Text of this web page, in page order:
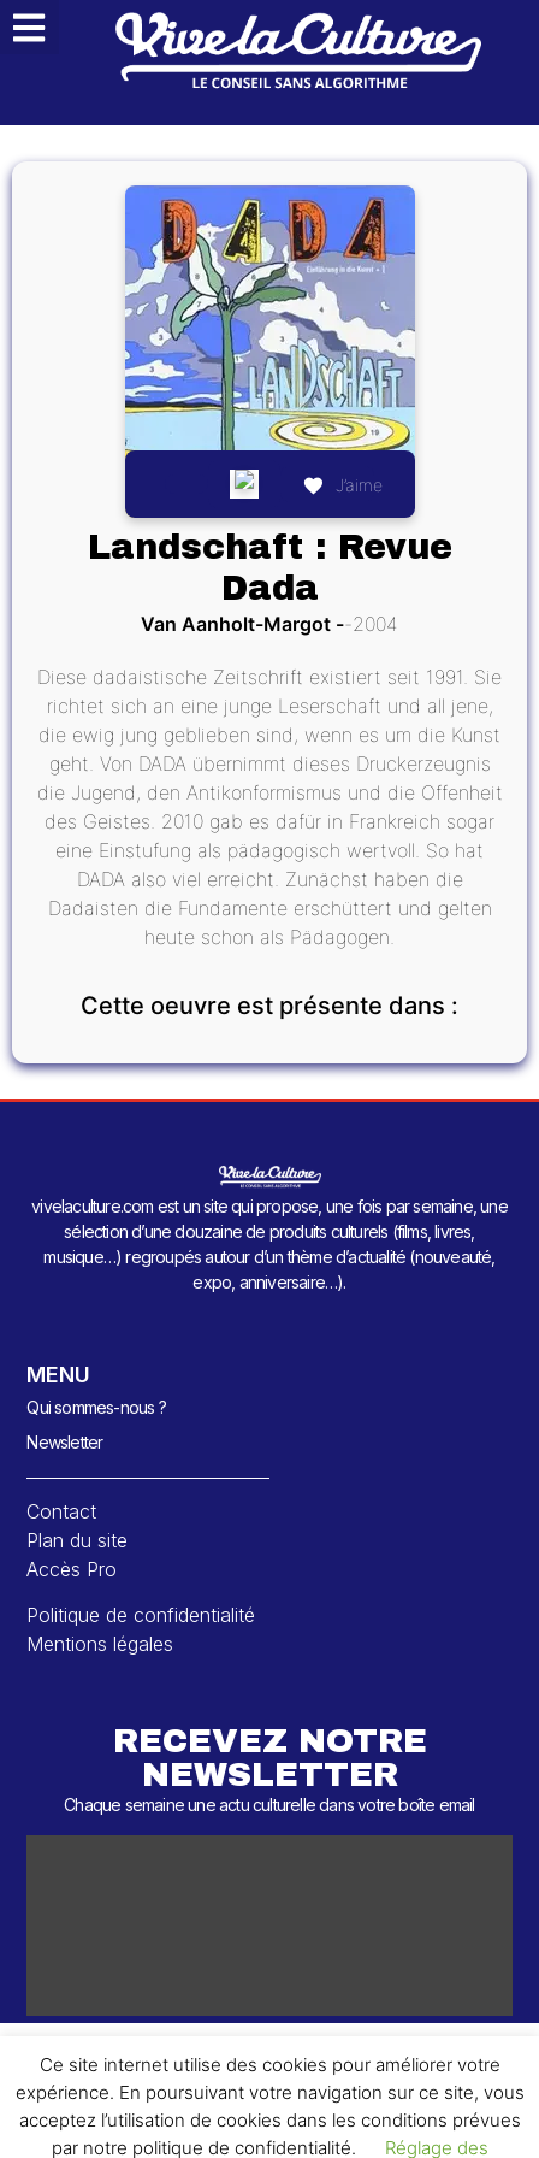
J’aime
Landschaft : Revue
Dada
Van Aanholt-Margot 2004
Diese dadaistische Zeitschrift existiert seit 1991. Sie
richtet sich an eine junge Leserschaft und all jene,
die ewig jung geblieben sind, wenn es um die Kunst
geht. Von DADA übernimmt dieses Druckerzeugnis
die Jugend, den Antikonformismus und die Offenheit
des Geistes. 2010 gab es dafür in Frankreich sogar
eine Einstufung als pädagogisch wertvoll. So hat
DADA also viel erreicht. Zunächst haben die
Dadaisten die Fundamente erschüttert und gelten
heute schon als Pädagogen.
Cette oeuvre est présente dans :
vivelaculture.com est un site qui propose, une fois par semaine, une
sélection d’une douzaine de produits culturels (films, livres,
musique…) regroupés autour d’un thème d’actualité (nouveauté,
expo, anniversaire…).
MENU
Qui sommes-nous ?
Newsletter
Contact
Plan du site
Accès Pro
Politique de confidentialité
Mentions légales
RECEVEZ NOTRE
NEWSLETTER
Chaque semaine une actu culturelle dans votre boîte email
© 2026 – 2 ème Round – Tous droits réservés.
Ce site internet utilise des cookies pour améliorer votre
expérience. En poursuivant votre navigation sur ce site, vous
acceptez l’utilisation de cookies dans les conditions prévues
par notre politique de confidentialité.
Réglage des